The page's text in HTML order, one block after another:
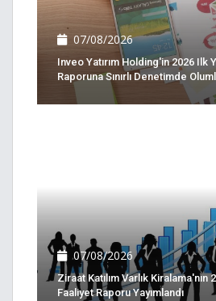
07/08/2026
Inveo Yatırım Holding'in 2026 Ilk
Raporuna Sınırlı Denetimde
07/08/2026
Ziraat Katılım Varlık Kiralama'nın
Faaliyet Raporu Yayımlandı